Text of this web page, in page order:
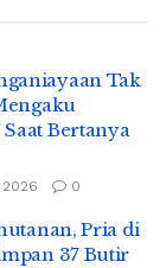
Tak
Bertanya
0
Pria di
37 Butir